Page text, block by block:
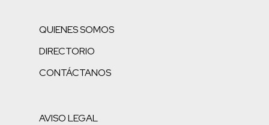
QUIENES SOMOS
DIRECTORIO
CONTÁCTANOS
AVISO LEGAL